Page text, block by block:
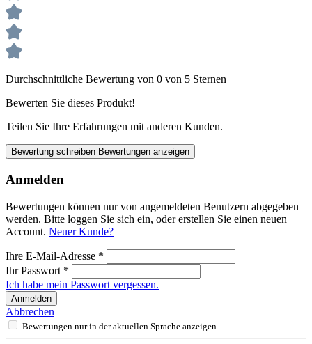
Durchschnittliche Bewertung von 0 von 5 Sternen
Bewerten Sie dieses Produkt!
Teilen Sie Ihre Erfahrungen mit anderen Kunden.
Bewertung schreiben Bewertungen anzeigen
Anmelden
Bewertungen können nur von angemeldeten Benutzern abgegeben
werden. Bitte loggen Sie sich ein, oder erstellen Sie einen neuen
Account. Neuer Kunde?
Ihre E-Mail-Adresse *
Ihr Passwort *
Ich habe mein Passwort vergessen.
Anmelden
Abbrechen
Bewertungen nur in der aktuellen Sprache anzeigen.